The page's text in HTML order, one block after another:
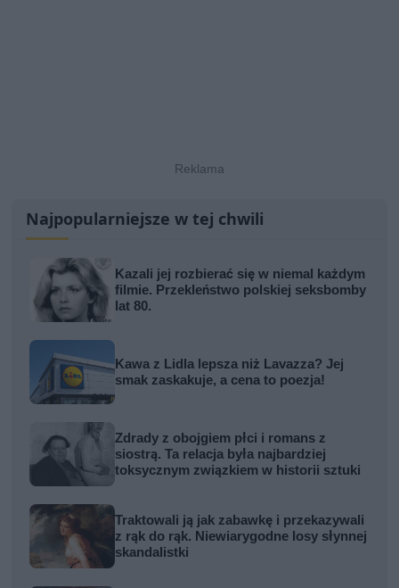
Najpopularniejsze w tej chwili
Kazali jej rozbierać się w niemal każdym
filmie. Przekleństwo polskiej seksbomby
lat 80.
Kawa z Lidla lepsza niż Lavazza? Jej
smak zaskakuje, a cena to poezja!
Zdrady z obojgiem płci i romans z
siostrą. Ta relacja była najbardziej
toksycznym związkiem w historii sztuki
Traktowali ją jak zabawkę i przekazywali
z rąk do rąk. Niewiarygodne losy słynnej
skandalistki